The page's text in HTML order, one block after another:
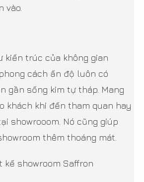
vào.
kiến trúc của không gian
cách ấn độ luôn có
gần sống kim tự tháp. Mang
khách khi đến tham quan hay
showrooom. Nó cũng giúp
thêm thoáng mát.